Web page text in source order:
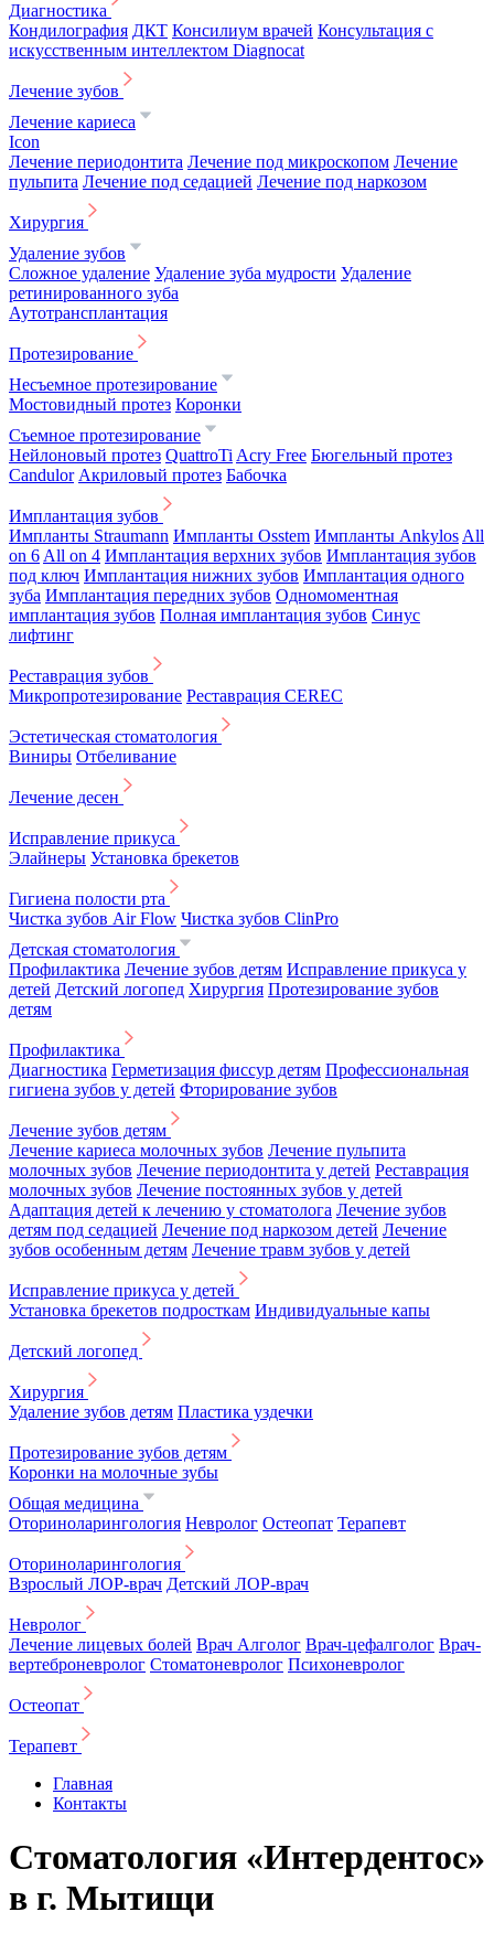
Диагностика
Кондилография ДКТ Консилиум врачей Консультация с
искусственным интеллектом Diagnocat
Лечение зубов
Лечение кариеса
Icon
Лечение периодонтита Лечение под микроскопом Лечение
пульпита Лечение под седацией Лечение под наркозом
Хирургия
Удаление зубов
Сложное удаление Удаление зуба мудрости Удаление
ретинированного зуба
Аутотрансплантация
Протезирование
Несъемное протезирование
Мостовидный протез Коронки
Съемное протезирование
Нейлоновый протез QuattroTi Acry Free Бюгельный протез
Candulor Акриловый протез Бабочка
Имплантация зубов
Импланты Straumann Импланты Osstem Импланты Ankylos All
on 6 All on 4 Имплантация верхних зубов Имплантация зубов
под ключ Имплантация нижних зубов Имплантация одного
зуба Имплантация передних зубов Одномоментная
имплантация зубов Полная имплантация зубов Синус
лифтинг
Реставрация зубов
Микропротезирование Реставрация CEREC
Эстетическая стоматология
Виниры Отбеливание
Лечение десен
Исправление прикуса
Элайнеры Установка брекетов
Гигиена полости рта
Чистка зубов Air Flow Чистка зубов ClinPro
Детская стоматология
Профилактика Лечение зубов детям Исправление прикуса у
детей Детский логопед Хирургия Протезирование зубов
детям
Профилактика
Диагностика Герметизация фиссур детям Профессиональная
гигиена зубов у детей Фторирование зубов
Лечение зубов детям
Лечение кариеса молочных зубов Лечение пульпита
молочных зубов Лечение периодонтита у детей Реставрация
молочных зубов Лечение постоянных зубов у детей
Адаптация детей к лечению у стоматолога Лечение зубов
детям под седацией Лечение под наркозом детей Лечение
зубов особенным детям Лечение травм зубов у детей
Исправление прикуса у детей
Установка брекетов подросткам Индивидуальные капы
Детский логопед
Хирургия
Удаление зубов детям Пластика уздечки
Протезирование зубов детям
Коронки на молочные зубы
Общая медицина
Оториноларингология Невролог Остеопат Терапевт
Оториноларингология
Взрослый ЛОР-врач Детский ЛОР-врач
Невролог
Лечение лицевых болей Врач Алголог Врач-цефалголог Врач-
вертеброневролог Стоматоневролог Психоневролог
Остеопат
Терапевт
Главная
Контакты
Стоматология «Интердентос»
в г. Мытищи